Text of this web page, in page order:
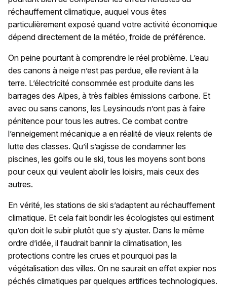
réchauffement climatique, auquel vous êtes
particulièrement exposé quand votre activité économique
dépend directement de la météo, froide de préférence.
On peine pourtant à comprendre le réel problème. L’eau
des canons à neige n’est pas perdue, elle revient à la
terre. L’électricité consommée est produite dans les
barrages des Alpes, à très faibles émissions carbone. Et
avec ou sans canons, les Leysinouds n’ont pas à faire
pénitence pour tous les autres. Ce combat contre
l’enneigement mécanique a en réalité de vieux relents de
lutte des classes. Qu’il s’agisse de condamner les
piscines, les golfs ou le ski, tous les moyens sont bons
pour ceux qui veulent abolir les loisirs, mais ceux des
autres.
En vérité, les stations de ski s’adaptent au réchauffement
climatique. Et cela fait bondir les écologistes qui estiment
qu’on doit le subir plutôt que s’y ajuster. Dans le même
ordre d’idée, il faudrait bannir la climatisation, les
protections contre les crues et pourquoi pas la
végétalisation des villes. On ne saurait en effet expier nos
péchés climatiques par quelques artifices technologiques.